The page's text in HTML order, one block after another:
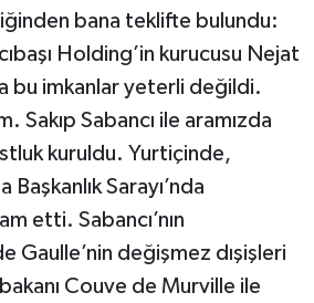
bana teklifte bulundu:
Holding’in kurucusu Nejat
bu imkanlar yeterli değildi.
Sakıp Sabancı ile aramızda
kuruldu. Yurtiçinde,
Başkanlık Sarayı’nda
etti. Sabancı’nın
Gaulle’nin değişmez dışişleri
Couve de Murville ile